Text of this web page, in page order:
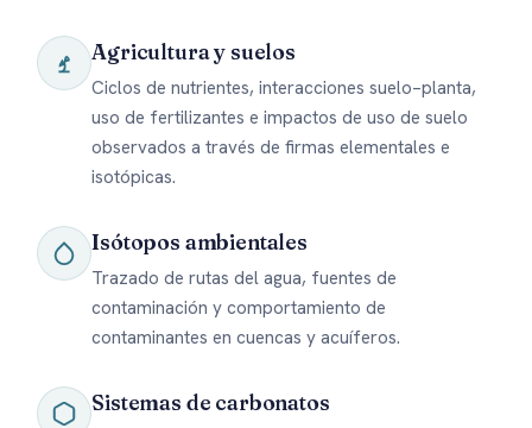
Agricultura y suelos
Ciclos de nutrientes, interacciones suelo–planta,
uso de fertilizantes e impactos de uso de suelo
observados a través de firmas elementales e
isotópicas.
Isótopos ambientales
Trazado de rutas del agua, fuentes de
contaminación y comportamiento de
contaminantes en cuencas y acuíferos.
Sistemas de carbonatos